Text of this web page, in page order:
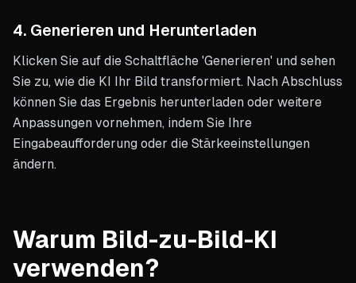
4. Generieren und Herunterladen
Klicken Sie auf die Schaltfläche 'Generieren' und sehen
Sie zu, wie die KI Ihr Bild transformiert. Nach Abschluss
können Sie das Ergebnis herunterladen oder weitere
Anpassungen vornehmen, indem Sie Ihre
Eingabeaufforderung oder die Stärkeeinstellungen
ändern.
Warum Bild-zu-Bild-KI
verwenden?